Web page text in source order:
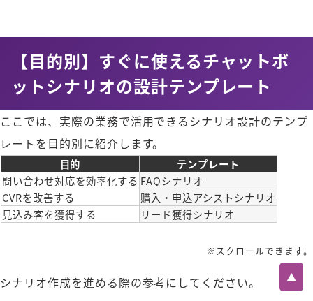
【目的別】すぐに使えるチャットボ
ットシナリオの設計テンプレート
ここでは、実際の業務で活用できるシナリオ設計のテンプ
レートを目的別に紹介します。
目的
テンプレート
問い合わせ対応を効率化する FAQシナリオ
CVRを改善する
購入・申込アシストシナリオ
見込み客を獲得する
リード獲得シナリオ
※スクロールできます。
シナリオ作成を進める際の参考にしてください。 ▲